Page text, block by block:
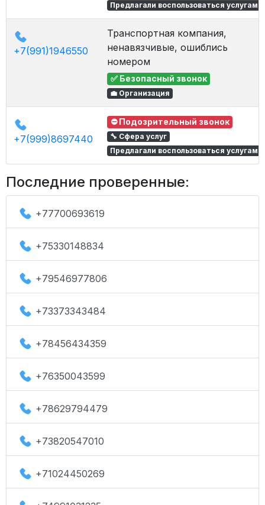
Предлагали воспользоваться услугами
+7(991)1946550
Транспортная компания,
ненавязчивые, ошиблись
номером
✅ Безопасный звонок
💼 Организация
+7(999)8697440
⛔ Подозрительный звонок
🔧 Сфера услуг
Предлагали воспользоваться услугами
Последние проверенные:
+77700693619
+75330148834
+79546977806
+73373343484
+78456434359
+76350043599
+78629794479
+73820547010
+71024450269